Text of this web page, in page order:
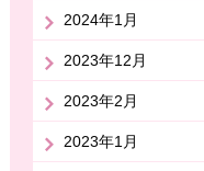
2024年1月
2023年12月
2023年2月
2023年1月